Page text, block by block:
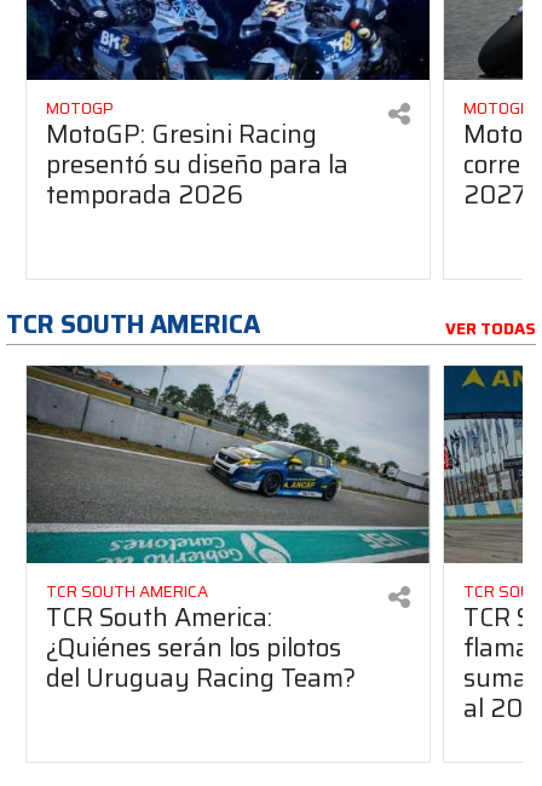
MOTOGP
MotoGP: Gresini Racing
presentó su diseño para la
temporada 2026
MOTOGP
2027?
TCR SOUTH AMERICA VER TODAS
TCR SOUTH AMERICA
TCR South America:
¿Quiénes serán los pilotos
del Uruguay Racing Team?
TCR
TCR
suma
al